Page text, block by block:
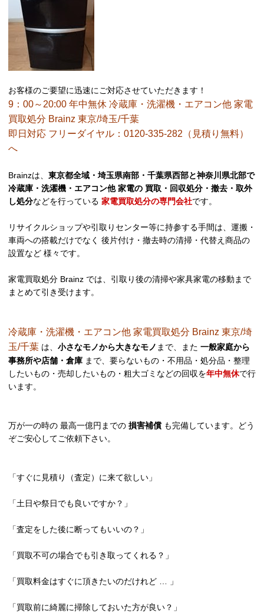
お客様のご要望に迅速にご対応させていただきます！
9：00～20:00 年中無休 冷蔵庫・洗濯機・エアコン他 家電
買取処分 Brainz 東京/埼玉/千葉
即日対応 フリーダイヤル：0120-335-282（見積り無料）
へ
Brainzは、 東京都全域・埼玉県南部・千葉県西部と神奈川県北部で
冷蔵庫・洗濯機・エアコン他 家電の 買取・回収処分・撤去・取外
し処分などを行っている 家電買取処分の専門会社です。
リサイクルショップや引取りセンター等に持参する手間は、運搬・
車両への搭載だけでなく 後片付け・撤去時の清掃・代替え商品の
設置など 様々です。
家電買取処分 Brainz では、引取り後の清掃や家具家電の移動まで
まとめて引き受けます。
冷蔵庫・洗濯機・エアコン他 家電買取処分 Brainz 東京/埼
玉/千葉 は、 小さなモノから大きなモノ まで、また 一般家庭から
事務所や店舗・倉庫 まで、要らないもの・不用品・処分品・整理
したいもの・売却したいもの・粗大ゴミなどの回収を年中無休で行
います。
万が一の時の 最高一億円までの 損害補償 も完備しています。どう
ぞご安心してご依頼下さい。
「すぐに見積り（査定）に来て欲しい」
「土日や祭日でも良いですか？」
「査定をした後に断ってもいいの？」
「買取不可の場合でも引き取ってくれる？」
「買取料金はすぐに頂きたいのだけれど … 」
「買取前に綺麗に掃除しておいた方が良い？」